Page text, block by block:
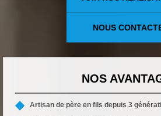
NOUS
NOS
Artisan de père en fils depuis 3